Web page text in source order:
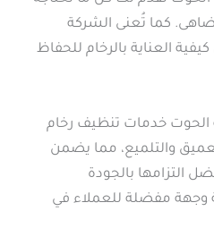
كما تُعنى الشركة
العناية بالرخام للحفاظ
الحوت خدمات تنظيف رخام
والتلميع، مما يضمن
التزامها بالجودة
وجهة مفضلة للعملاء في